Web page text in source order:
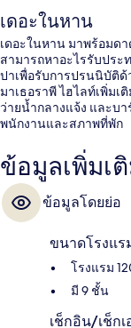
เดอะในหาน
เดอะในหาน มาพร้อมด
สามารถหาอะไรรับปร
ปาเพื่อรับการปรนนิบัติ
มาเธอราพี ไฮไลท์เพิ่ม
ว่ายน้ำกลางแจ้ง และบ
พนักงานและสภาพที่พัก
ข้อมูลเพิ่มเ
ข้อมูลโดยย่อ
ขนาดโรงแร
โรงแรม
มี 9 ชั้น
เช็กอิน/เช็กเ